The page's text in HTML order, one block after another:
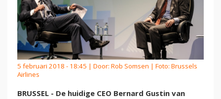
5 februari 2018 - 18:45 | Door: Rob Somsen | Foto: Brussels
Airlines
BRUSSEL - De huidige CEO Bernard Gustin van